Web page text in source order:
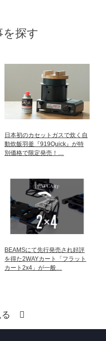
を探す
日本初のカセットガスで炊く自
動炊飯羽釜『919Quick』が特
別価格で限定発売！…
BEAMSにて先行発売され好評
を得た2WAYカート「フラット
カート2x4」が一般…
る